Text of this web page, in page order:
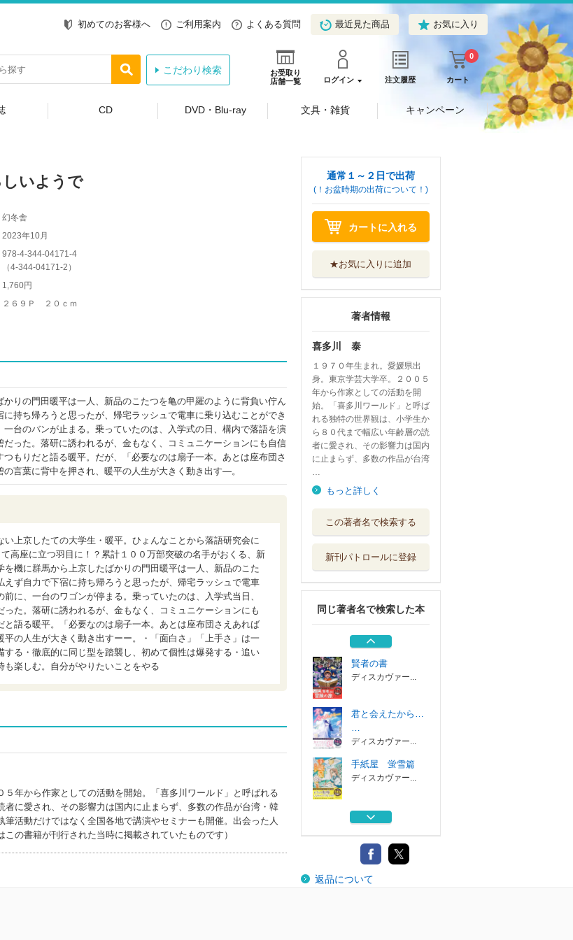
初めてのお客様へ ご利用案内 よくある質問 最近見た商品 お気に入り
お受取り
店舗一覧
ログイン 注文履歴 カート
0
こだわり検索
CD DVD・Blu-ray 文具・雑貨 キャンペーン
いようで
幻冬舎
2023年10月
978-4-344-04171-4
（4-344-04171-2 ）
1,760円
２６９Ｐ ２０ｃｍ
りの門田暖平は一人、新品のこたつを亀の甲羅のように背負い佇ん
持ち帰ろうと思ったが、帰宅ラッシュで電車に乗り込むことができ
台のバンが止まる。乗っていたのは、入学式の日、構内で落語を演
った。落研に誘われるが、金もなく、コミュニケーションにも自信
もりだと語る暖平。だが、「必要なのは扇子一本。あとは座布団さ
言葉に背中を押され、暖平の人生が大きく動き出す―。
上京したての大学生・暖平。ひょんなことから落語研究会に
高座に立つ羽目に！？累計１００万部突破の名手がおくる、新
機に群馬から上京したばかりの門田暖平は一人、新品のこた
ず自力で下宿に持ち帰ろうと思ったが、帰宅ラッシュで電車
に、一台のワゴンが停まる。乗っていたのは、入学式当日、
た。落研に誘われるが、金もなく、コミュニケーションにも
語る暖平。「必要なのは扇子一本。あとは座布団さえあれば
の人生が大きく動き出すーー。・「面白さ」「上手さ」は一
る・徹底的に同じ型を踏襲し、初めて個性は爆発する・追い
楽しむ。自分がやりたいことをやる
年から作家としての活動を開始。「喜多川ワールド」と呼ばれる
に愛され、その影響力は国内に止まらず、多数の作品が台湾・韓
活動だけではなく全国各地で講演やセミナーも開催。出会った人
の書籍が刊行された当時に掲載されていたものです）
通常１～２日で出荷
(！お盆時期の出荷について！)
カートに入れる
★お気に入りに追加
著者情報
喜多川 泰
１９７０年生まれ。愛媛県出
身。東京学芸大学卒。２００５
年から作家としての活動を開
始。「喜多川ワールド」と呼ば
れる独特の世界観は、小学生か
ら８０代まで幅広い年齢層の読
者に愛され、その影響力は国内
に止まらず、多数の作品が台湾
…
もっと詳しく
この著者名で検索する
新刊パトロールに登録
同じ著者名で検索した本
ディスカヴァー...
いただきます。
ディスカヴァー...
運転者 未来を変
える過去からの...
ディスカヴァー...
賢者の書
ディスカヴァー...
君と会えたから…
…
ディスカヴァー...
手紙屋 蛍雪篇
ディスカヴァー...
いただきます。
ディスカヴァー...
運転者 未来を変
える過去からの...
返品について